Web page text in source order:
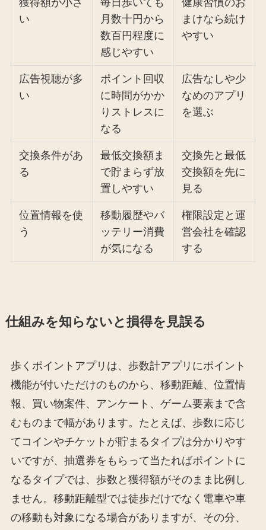
獲得額が小さ
い
毎日歩いても
月数十円から
数百円程度に
感じやすい
健康習慣のお
まけなら続け
やすい
広告視聴が多
い
ポイント回収
に時間がかか
りストレスに
なる
広告なしや少
なめのアプリ
を選ぶ
交換条件があ
る
最低交換額ま
で貯まらず放
置しやすい
交換先と最低
交換額を先に
見る
位置情報を使
う
移動履歴やバ
ッテリー消費
が気になる
権限設定と運
営会社を確認
する
仕組みを知らないと損得を見誤る
歩くポイントアプリは、歩数計アプリにポイント
機能が付いただけのものから、移動距離、位置情
報、買い物案件、アンケート、ゲーム要素まで含
むものまで幅があります。たとえば、歩数に応じ
てコインやチケットが貯まるタイプは分かりやす
いですが、抽選券をもらって当たればポイントに
なるタイプでは、歩数と獲得額がそのまま比例し
ません。移動距離型では徒歩だけでなく電車や車
の移動も対象になる場合がありますが、その分、